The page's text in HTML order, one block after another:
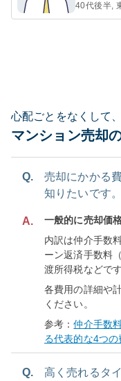
40代後半,
心配ごとをなくして
マンション売却
Q.
売却にかかる
知りたいです。
A.
一般的に売却価
内訳は仲介手数
ーン返済手数料
渡所得税などです
各費用の詳細や
ください。
参考：仲介手数
る代表的な4つの
Q. 高く売れるタ